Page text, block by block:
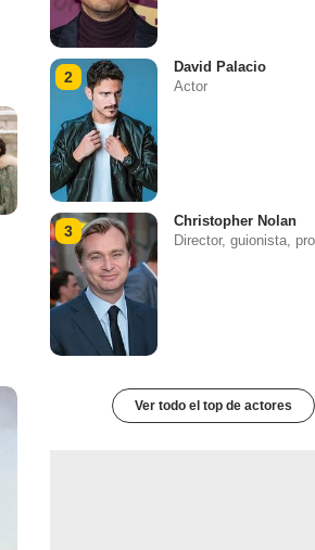
2
David Palacio
Actor
3
Christopher Nolan
Director, guionista,
Ver todo el top de actores